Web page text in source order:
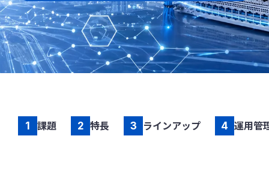
1 課題 2 特長 3 ラインアップ 4 運用管